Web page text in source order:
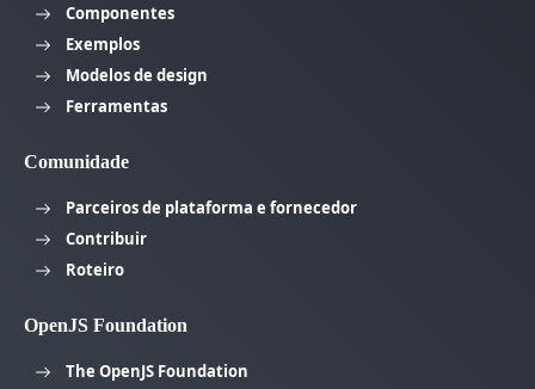
Componentes
Exemplos
Modelos de design
Ferramentas
Comunidade
Parceiros de plataforma e fornecedor
Contribuir
Roteiro
OpenJS Foundation
The OpenJS Foundation